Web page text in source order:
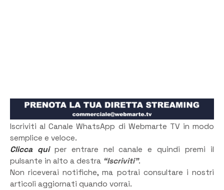
Iscriviti al Canale WhatsApp di Webmarte TV in modo
semplice e veloce.
Clicca quiper entrare nel canale e quindi premi il
pulsante in alto a destra “Iscriviti”.
Non riceverai notifiche, ma potrai consultare i nostri
articoli aggiornati quando vorrai.